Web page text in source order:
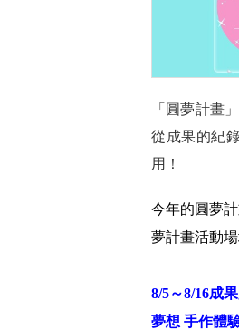
「圓夢計畫
從成果的紀
用！
今年的圓夢
夢計畫活動
8/5～8/16成
夢想 手作體